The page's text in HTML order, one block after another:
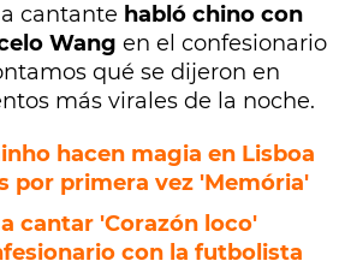
cantante habló chino con
Wang en el confesionario
qué se dijeron en
más virales de la noche.
hacen magia en Lisboa
por primera vez 'Memória'
cantar 'Corazón loco'
con la futbolista